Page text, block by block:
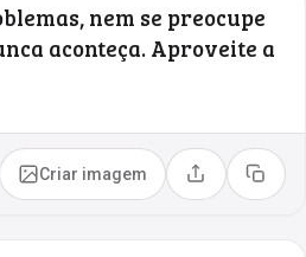
nem se preocupe
aconteça. Aproveite a
Criar imagem Compartilhar
Copiar